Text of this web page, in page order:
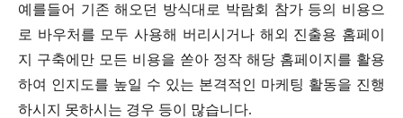
예를들어 기존 해오던 방식대로 박람회 참가 등의 비용으
로 바우처를 모두 사용해 버리시거나 해외 진출용 홈페이
지 구축에만 모든 비용을 쏟아 정작 해당 홈페이지를 활용
하여 인지도를 높일 수 있는 본격적인 마케팅 활동을 진행
하시지 못하시는 경우 등이 많습니다.